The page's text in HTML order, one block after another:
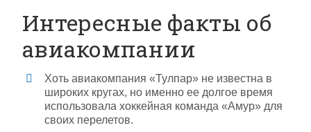
Интересные факты об
авиакомпании
Хоть авиакомпания «Тулпар» не известна в
широких кругах, но именно ее долгое время
использовала хоккейная команда «Амур» для
своих перелетов.